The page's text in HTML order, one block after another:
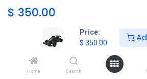
Price:
$ 350.00
Home Search
$ 350.00
Agregar
Agregar a la lista de deseos